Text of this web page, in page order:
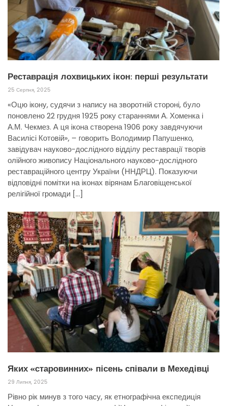
Реставрація лохвицьких ікон: перші результати
25 Серпня, 2025
«Оцю ікону, судячи з напису на зворотній стороні, було
поновлено 22 грудня 1925 року стараннями А. Хоменка і
А.М. Чекмез. А ця ікона створена 1906 року завдячуючи
Василісі Котовій», – говорить Володимир Папушенко,
завідувач науково-дослідного відділу реставрації творів
олійного живопису Національного науково-дослідного
реставраційного центру України (ННДРЦ). Показуючи
відповідні помітки на іконах вірянам Благовіщенської
релігійної громади […]
Яких «старовинних» пісень співали в Мехедівці
29 Липня, 2025
Рівно рік минув з того часу, як етнографічна експедиція